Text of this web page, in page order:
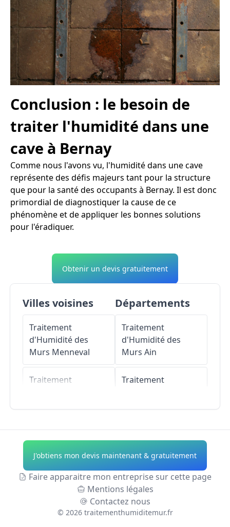
Conclusion : le besoin de
traiter l'humidité dans une
cave à Bernay
Comme nous l'avons vu, l'humidité dans une cave
représente des défis majeurs tant pour la structure
que pour la santé des occupants à Bernay. Il est donc
primordial de diagnostiquer la cause de ce
phénomène et de appliquer les bonnes solutions
pour l'éradiquer.
Obtenir un devis gratuitement
Villes voisines
Traitement
d'Humidité des
Murs Menneval
Traitement
Traitement
d'Humidité des
Murs Plasnes
Traitement
d'Humidité des
Caorches-
Départements
Traitement
d'Humidité des
Murs Ain
Traitement
Traitement
d'Humidité des
Murs Allier
Traitement
d'Humidité des
MursAlpes-de-
J'obtiens mon devis maintenant & gratuitement
Faire apparaitre mon entreprise sur cette page
Mentions légales
Contactez nous
© 2026 traitementhumiditemur.fr